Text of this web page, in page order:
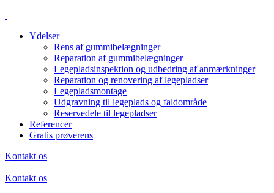
Ydelser
Rens af gummibelægninger
Reparation af gummibelægninger
Legepladsinspektion og udbedring af anmærkninger
Reparation og renovering af legepladser
Legepladsmontage
Udgravning til legeplads og faldområde
Reservedele til legepladser
Referencer
Gratis prøverens
Kontakt os
Kontakt os